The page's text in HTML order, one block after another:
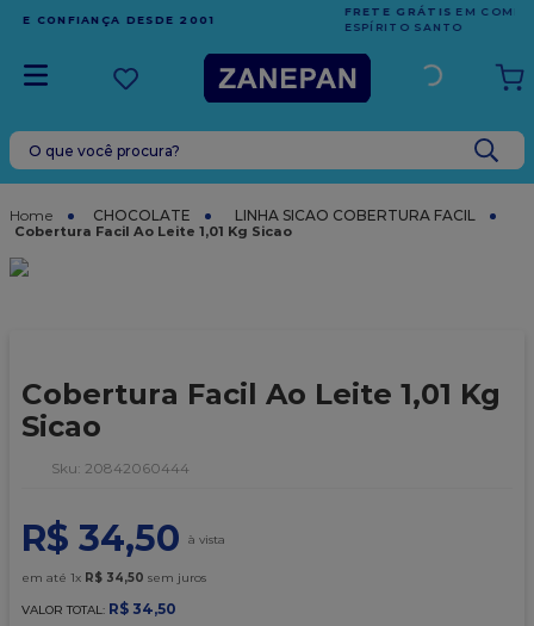
EM COMPRAS ACIMA DE R$1.000,00 PARA O
ESPÍRITO SANTO
O que você procura?
CHOCOLATE LINHA SICAO COBERTURA FACIL
Cobertura Facil Ao Leite 1,01 Kg Sicao
Cobertura Facil Ao Leite 1,01 Kg
Sicao
: 20842060444
R$ 34,50
em até 1x R$ 34,50 sem juros
VALOR TOTAL: R$ 34,50
TERMOS MAIS BUSCADOS
leite condensado
6º
9º
caixa kraft
10º chocolate